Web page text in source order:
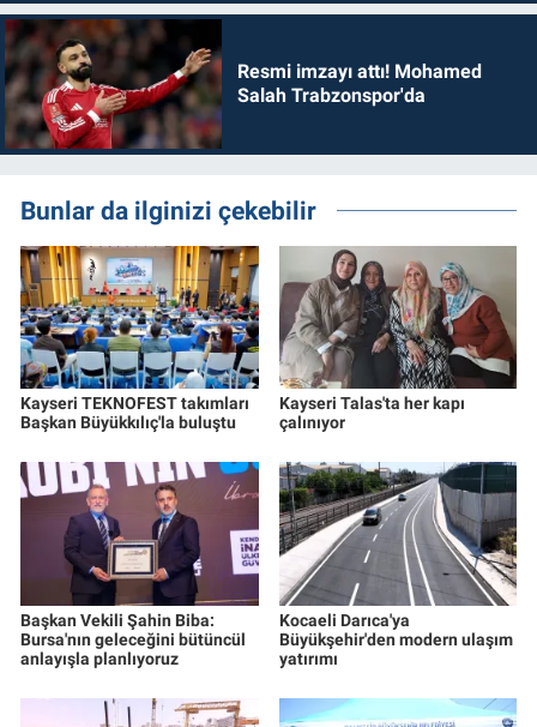
Resmi imzayı attı! Mohamed
Salah Trabzonspor'da
Bunlar da ilginizi çekebilir
Kayseri TEKNOFEST takımları
Başkan Büyükkılıç'la buluştu
Kayseri Talas'ta her kapı
çalınıyor
Başkan Vekili Şahin Biba:
Bursa'nın geleceğini bütüncül
anlayışla planlıyoruz
Kocaeli Darıca'ya
Büyükşehir'den modern ulaşım
yatırımı